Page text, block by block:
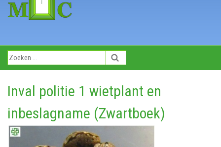
Inval politie 1 wietplant en
inbeslagname (Zwartboek)